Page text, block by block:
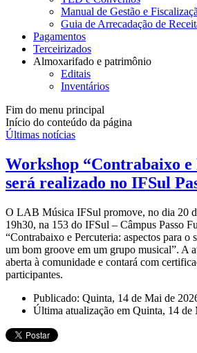
Manual de Gestão e
Guia de Arrecadação de
Pagamentos
Terceirizados
Almoxarifado e patrimônio
Editais
Inventários
Fim do menu principal
Início do conteúdo da página
Últimas notícias
Workshop “Contrabaixo
será realizado no IFSul
O LAB Música IFSul promove, no dia 20
19h30, na 153 do IFSul – Câmpus Passo
“Contrabaixo e Percuteria: aspectos para o
um bom groove em um grupo musical”. A
aberta à comunidade e contará com
participantes.
Publicado: Quinta, 14 de Mai de
Última atualização em Quinta, 14 de